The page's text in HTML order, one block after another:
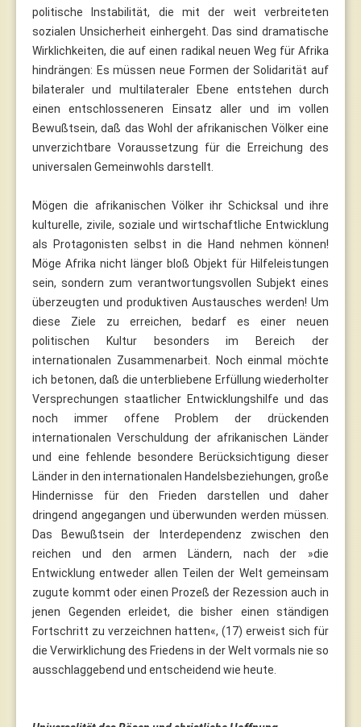
politische Instabilität, die mit der weit verbreiteten
sozialen Unsicherheit einhergeht. Das sind dramatische
Wirklichkeiten, die auf einen radikal neuen Weg für Afrika
hindrängen: Es müssen neue Formen der Solidarität auf
bilateraler und multilateraler Ebene entstehen durch
einen entschlosseneren Einsatz aller und im vollen
Bewußtsein, daß das Wohl der afrikanischen Völker eine
unverzichtbare Voraussetzung für die Erreichung des
universalen Gemeinwohls darstellt.
Mögen die afrikanischen Völker ihr Schicksal und ihre
kulturelle, zivile, soziale und wirtschaftliche Entwicklung
als Protagonisten selbst in die Hand nehmen können!
Möge Afrika nicht länger bloß Objekt für Hilfeleistungen
sein, sondern zum verantwortungsvollen Subjekt eines
überzeugten und produktiven Austausches werden! Um
diese Ziele zu erreichen, bedarf es einer neuen
politischen Kultur besonders im Bereich der
internationalen Zusammenarbeit. Noch einmal möchte
ich betonen, daß die unterbliebene Erfüllung wiederholter
Versprechungen staatlicher Entwicklungshilfe und das
noch immer offene Problem der drückenden
internationalen Verschuldung der afrikanischen Länder
und eine fehlende besondere Berücksichtigung dieser
Länder in den internationalen Handelsbeziehungen, große
Hindernisse für den Frieden darstellen und daher
dringend angegangen und überwunden werden müssen.
Das Bewußtsein der Interdependenz zwischen den
reichen und den armen Ländern, nach der »die
Entwicklung entweder allen Teilen der Welt gemeinsam
zugute kommt oder einen Prozeß der Rezession auch in
jenen Gegenden erleidet, die bisher einen ständigen
Fortschritt zu verzeichnen hatten«, (17) erweist sich für
die Verwirklichung des Friedens in der Welt vormals nie so
ausschlaggebend und entscheidend wie heute.